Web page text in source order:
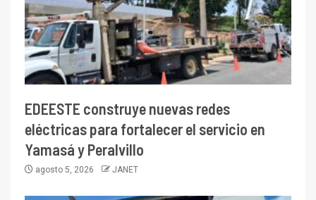
EDEESTE construye nuevas redes
eléctricas para fortalecer el servicio en
Yamasá y Peralvillo
agosto 5, 2026 JANET